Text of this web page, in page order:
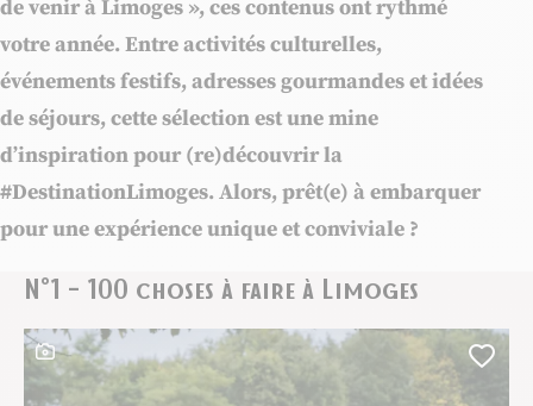
de venir à Limoges », ces contenus ont rythmé
votre année. Entre activités culturelles,
événements festifs, adresses gourmandes et idées
de séjours, cette sélection est une mine
d’inspiration pour (re)découvrir la
#DestinationLimoges. Alors, prêt(e) à embarquer
pour une expérience unique et conviviale ?
N°1 – 100 choses à faire à Limoges
Ce contenu contient une galerie photo